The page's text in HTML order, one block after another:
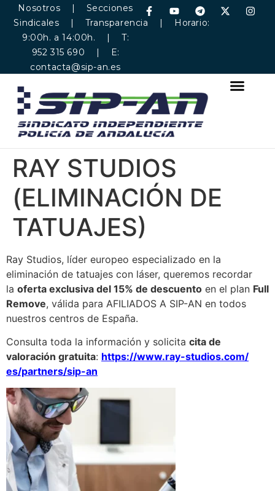
Nosotros | Secciones
Sindicales | Transparencia | Horario:
9:00h. a 14:00h. | T:
952 315 690 | E:
contacta@sip-an.es
RAY STUDIOS
(ELIMINACIÓN DE
TATUAJES)
Ray Studios, líder europeo especializado en la
eliminación de tatuajes con láser, queremos recordar
la oferta exclusiva del 15% de descuento en el plan Full
Remove, válida para AFILIADOS A SIP-AN en todos
nuestros centros de España.
Consulta toda la información y solicita cita de
valoración gratuita: https://www.ray-studios.com/
es/partners/sip-an